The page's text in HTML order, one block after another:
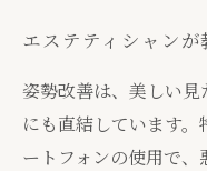
エステティシャン
姿勢改善は、美しい
にも直結しています
ートフォンの使用で